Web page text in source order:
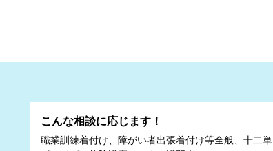
こんな相談に応じます！
職業訓練着付け、障がい者出張着付け等全般、十二単